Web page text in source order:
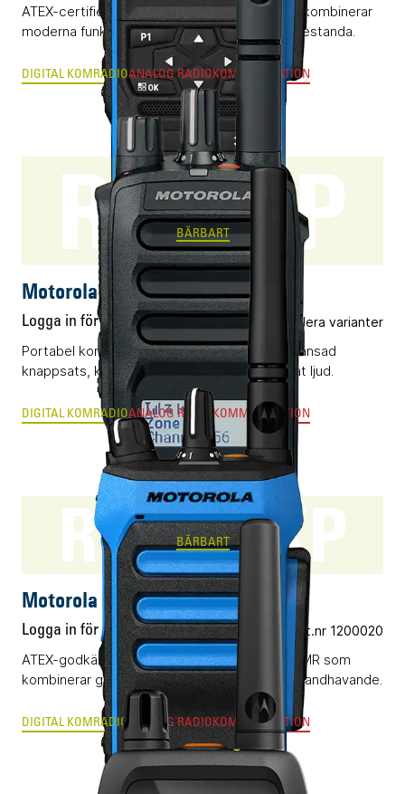
ATEX-certifierad digital komradio (DMR) som kombinerar
moderna funktioner och klassledande radioprestanda.
DIGITAL KOMRADIOANALOG RADIOKOMMUNIKATION
R5 LKP
BÄRBART
Motorola R5 LKP
Logga in för pris Flera varianter
Portabel komradio (DMR) utrustad med begränsad
knappsats, kompakt display och AI-optimerat ljud.
DIGITAL KOMRADIOANALOG RADIOKOMMUNIKATION
R7Ex NKP
BÄRBART
Motorola R7Ex NKP
Logga in för pris Vårt art.nr 1200020
ATEX-godkänd digital komradio baserad på DMR som
kombinerar grym radioprestanda och enkelt handhavande.
DIGITAL KOMRADIOANALOG RADIOKOMMUNIKATION